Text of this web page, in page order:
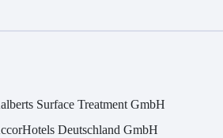
Surface Treatment GmbH
Deutschland GmbH